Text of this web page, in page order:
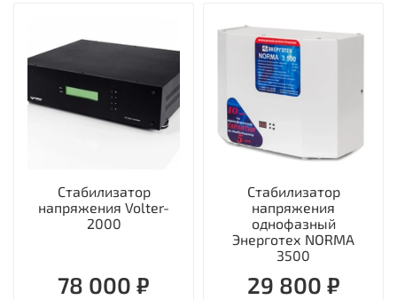
Стабилизатор
напряжения Volter-
2000
78 000 ₽
Стабилизатор
напряжения
однофазный
Энерготех NORMA
3500
29 800 ₽